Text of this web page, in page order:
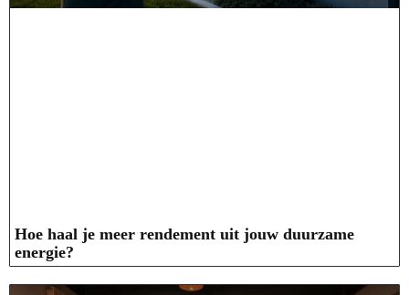
Hoe haal je meer rendement uit jouw duurzame
energie?